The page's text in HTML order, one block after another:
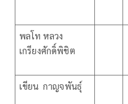
พลโท หลวง
เกรียงศักดิ์พิชิต
เขียน กาญจพันธุ์